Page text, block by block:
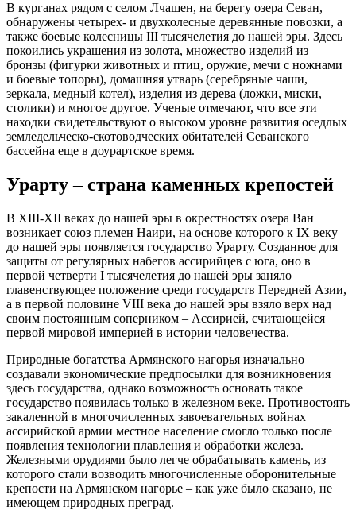
В курганах рядом с селом Лчашен, на берегу озера Севан,
обнаружены четырех- и двухколесные деревянные повозки, а
также боевые колесницы III тысячелетия до нашей эры. Здесь
покоились украшения из золота, множество изделий из
бронзы (фигурки животных и птиц, оружие, мечи с ножнами
и боевые топоры), домашняя утварь (серебряные чаши,
зеркала, медный котел), изделия из дерева (ложки, миски,
столики) и многое другое. Ученые отмечают, что все эти
находки свидетельствуют о высоком уровне развития оседлых
земледельческо-скотоводческих обитателей Севанского
бассейна еще в доурартское время.
Урарту – страна каменных крепостей
В XIII-XII веках до нашей эры в окрестностях озера Ван
возникает союз племен Наири, на основе которого к IX веку
до нашей эры появляется государство Урарту. Созданное для
защиты от регулярных набегов ассирийцев с юга, оно в
первой четверти I тысячелетия до нашей эры заняло
главенствующее положение среди государств Передней Азии,
а в первой половине VIII века до нашей эры взяло верх над
своим постоянным соперником – Ассирией, считающейся
первой мировой империей в истории человечества.
Природные богатства Армянского нагорья изначально
создавали экономические предпосылки для возникновения
здесь государства, однако возможность основать такое
государство появилась только в железном веке. Противостоять
закаленной в многочисленных завоевательных войнах
ассирийской армии местное население смогло только после
появления технологии плавления и обработки железа.
Железными орудиями было легче обрабатывать камень, из
которого стали возводить многочисленные оборонительные
крепости на Армянском нагорье – как уже было сказано, не
имеющем природных преград.